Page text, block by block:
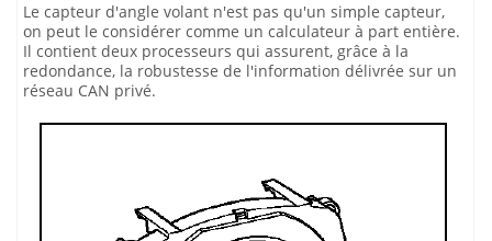
Le capteur d'angle volant n'est pas qu'un simple capteur,
on peut le considérer comme un calculateur à part entière.
Il contient deux processeurs qui assurent, grâce à la
redondance, la robustesse de l'information délivrée sur un
réseau CAN privé.